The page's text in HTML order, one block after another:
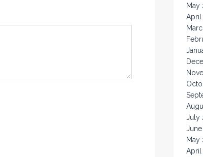
May
April
July
May
April